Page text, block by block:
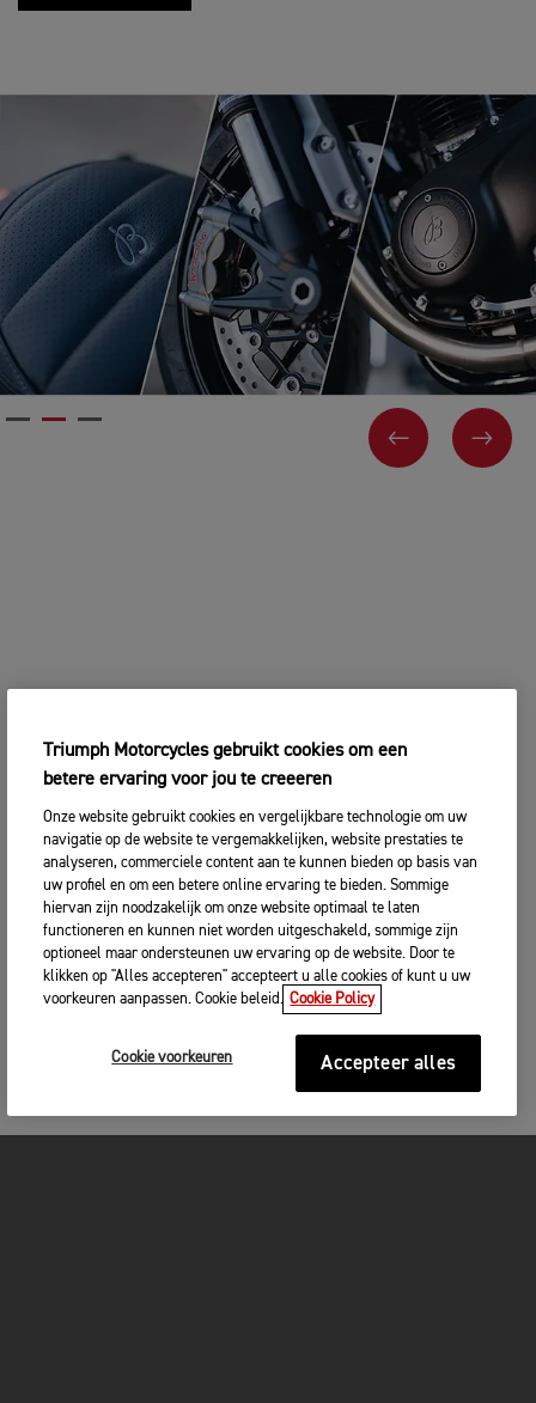
VORIGE
Triumph Motorcycles gebruikt cookies om een
betere ervaring voor jou te creeeren
Onze website gebruikt cookies en vergelijkbare technologie om uw
navigatie op de website te vergemakkelijken, website prestaties te
analyseren, commerciele content aan te kunnen bieden op basis van
uw profiel en om een betere online ervaring te bieden. Sommige
hiervan zijn noodzakelijk om onze website optimaal te laten
functioneren en kunnen niet worden uitgeschakeld, sommige zijn
optioneel maar ondersteunen uw ervaring op de website. Door te
klikken op "Alles accepteren" accepteert u alle cookies of kunt u uw
voorkeuren aanpassen. Cookie beleid. Cookie Policy
Cookie voorkeuren Accepteer alles